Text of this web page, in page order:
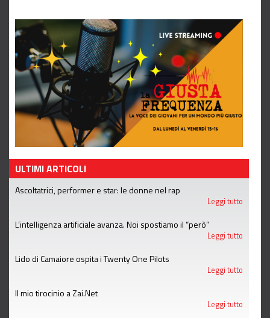
ULTIMI ARTICOLI
Ascoltatrici, performer e star: le donne nel rap
Leggi tutto
L’intelligenza artificiale avanza. Noi spostiamo il “però”
Leggi tutto
Lido di Camaiore ospita i Twenty One Pilots
Leggi tutto
Il mio tirocinio a Zai.Net
Leggi tutto